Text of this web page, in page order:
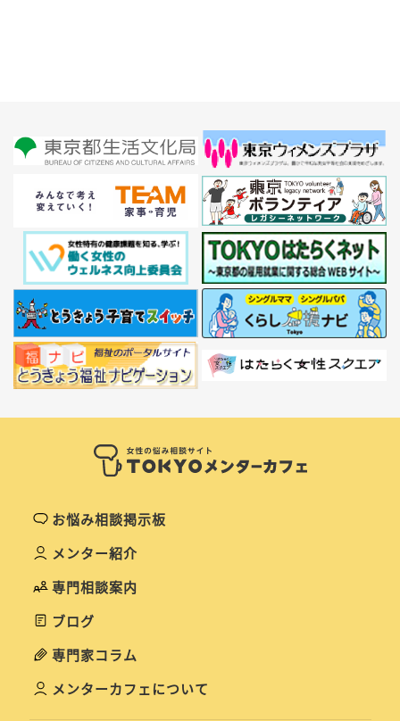
お悩み相談掲示板
メンター紹介
専門相談案内
ブログ
専門家コラム
メンターカフェについて